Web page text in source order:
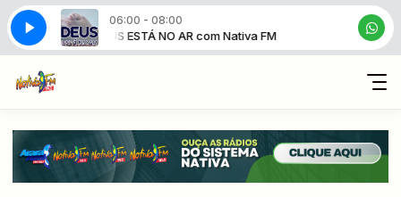
06:00 - 08:00
FM DEUS ESTÁ NO AR com Nativa FM